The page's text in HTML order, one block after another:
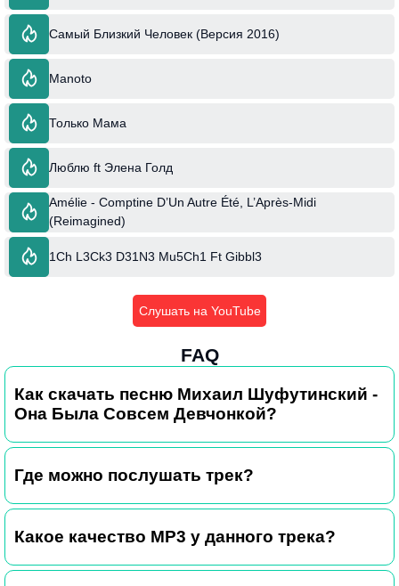
Самый Близкий Человек (Версия 2016)
Manoto
Только Мама
Люблю ft Элена Голд
Amélie - Comptine D’Un Autre Été, L’Après-Midi
(Reimagined)
1Ch L3Ck3 D31N3 Mu5Ch1 Ft Gibbl3
Слушать на YouTube
FAQ
Как скачать песню Михаил Шуфутинский -
Она Была Совсем Девчонкой?
Где можно послушать трек?
Какое качество MP3 у данного трека?